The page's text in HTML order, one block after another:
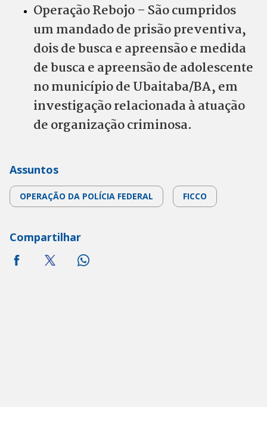
Operação Rebojo – São cumpridos
um mandado de prisão preventiva,
dois de busca e apreensão e medida
de busca e apreensão de adolescente
no município de Ubaitaba/BA, em
investigação relacionada à atuação
de organização criminosa.
Assuntos
OPERAÇÃO DA POLÍCIA FEDERAL FICCO
Compartilhar